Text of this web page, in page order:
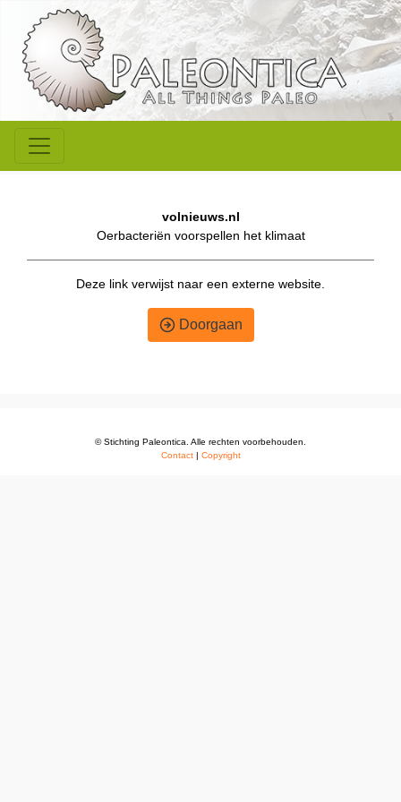
volnieuws.nl
Oerbacteriën voorspellen het klimaat
Deze link verwijst naar een externe website.
Doorgaan
© Stichting Paleontica. Alle rechten voorbehouden.
Contact| Copyright